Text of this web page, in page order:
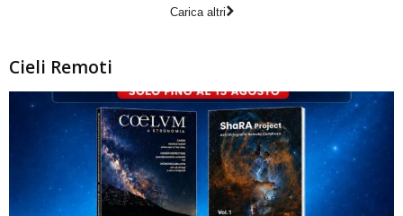
Carica altri
Cieli Remoti